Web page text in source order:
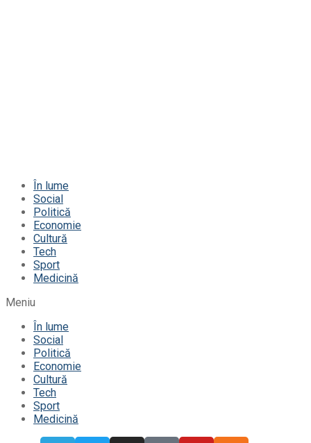
În lume
Social
Politică
Economie
Cultură
Tech
Sport
Medicină
Meniu
În lume
Social
Politică
Economie
Cultură
Tech
Sport
Medicină